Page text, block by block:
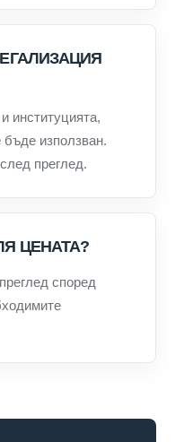
институцията,
използван.
преглед.
ЦЕНАТА?
според